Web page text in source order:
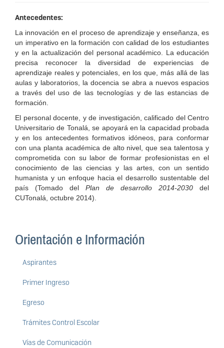
Antecedentes:
La innovación en el proceso de aprendizaje y enseñanza, es
un imperativo en la formación con calidad de los estudiantes
y en la actualización del personal académico. La educación
precisa reconocer la diversidad de experiencias de
aprendizaje reales y potenciales, en los que, más allá de las
aulas y laboratorios, la docencia se abra a nuevos espacios
a través del uso de las tecnologías y de las estancias de
formación.
El personal docente, y de investigación, calificado del Centro
Universitario de Tonalá, se apoyará en la capacidad probada
y en los antecedentes formativos idóneos, para conformar
con una planta académica de alto nivel, que sea talentosa y
comprometida con su labor de formar profesionistas en el
conocimiento de las ciencias y las artes, con un sentido
humanista y un enfoque hacia el desarrollo sustentable del
país (Tomado del Plan de desarrollo 2014-2030 del
CUTonalá, octubre 2014).
Orientación e Información
Aspirantes
Primer Ingreso
Egreso
Trámites Control Escolar
Vías de Comunicación